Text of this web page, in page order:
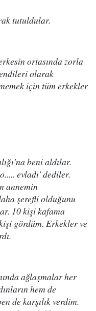
tutuldular.
ortasında zorla
olarak
için tüm erkekler
beni aldılar.
evladı' dediler.
annemin
şerefli olduğunu
10 kişi kafama
gördüm. Erkekler ve
ağlaşmalar her
hem de
de karşılık verdim.